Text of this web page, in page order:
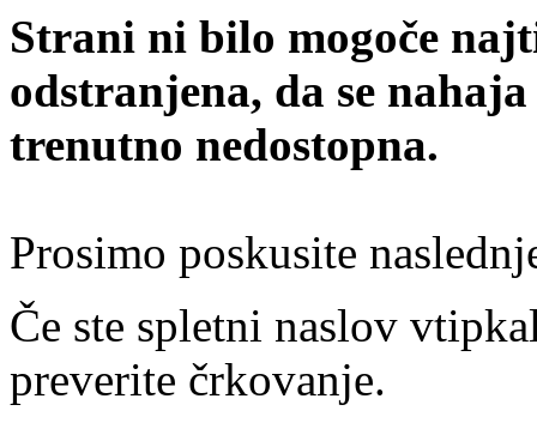
Strani ni bilo mogoče
odstranjena, da se
trenutno nedostopna.
Prosimo poskusite
Če ste spletni naslov
preverite črkovanje.